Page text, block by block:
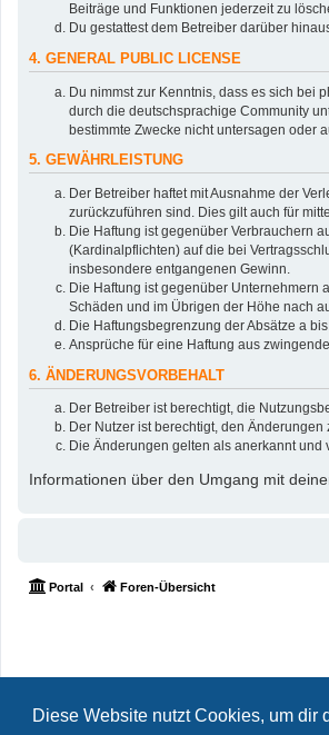
Diese Website nutzt Cookies, um dir
Beiträge und Funktionen jederzeit zu
Du gestattest dem Betreiber darüber
4. GENERAL PUBLIC LICENSE
Du nimmst zur Kenntnis, dass es sich bei
durch die deutschsprachige Community
bestimmte Zwecke nicht untersagen oder
5. GEWÄHRLEISTUNG
Der Betreiber haftet mit Ausnahme der
zurückzuführen sind. Dies gilt auch für
Die Haftung ist gegenüber Verbrauchern
(Kardinalpflichten) auf die bei
insbesondere entgangenen Gewinn.
Die Haftung ist gegenüber Unternehmern
Schäden und im Übrigen der Höhe nach
Die Haftungsbegrenzung der Absätze a
Ansprüche für eine Haftung aus
6. ÄNDERUNGSVORBEHALT
Der Betreiber ist berechtigt, die
Der Nutzer ist berechtigt, den
Die Änderungen gelten als anerkannt
Informationen über den Umgang mit
Portal Foren-Übersicht